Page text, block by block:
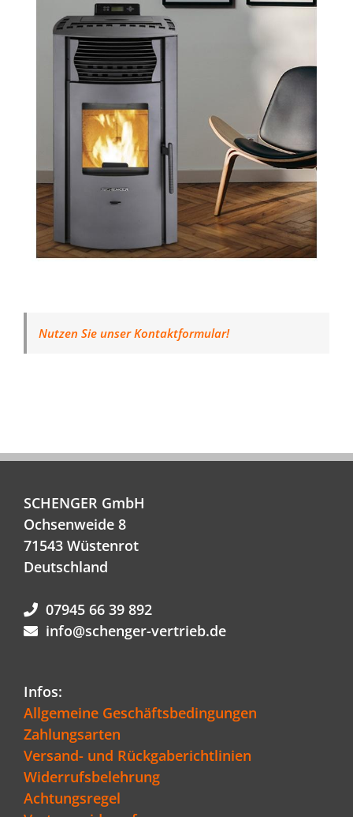
Nutzen Sie unser Kontaktformular!
SCHENGER GmbH
Ochsenweide 8
71543 Wüstenrot
Deutschland
07945 66 39 892
info@schenger-vertrieb.de
Infos:
Allgemeine Geschäftsbedingungen
Zahlungsarten
Versand- und Rückgaberichtlinien
Widerrufsbelehrung
Achtungsregel